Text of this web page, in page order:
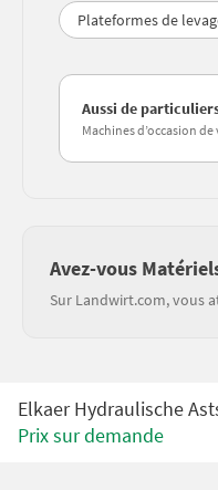
Plateformes de
Aussi de
Machines d’occasion
Avez-vous
Sur Landwirt.com, vous
Prix sur demande